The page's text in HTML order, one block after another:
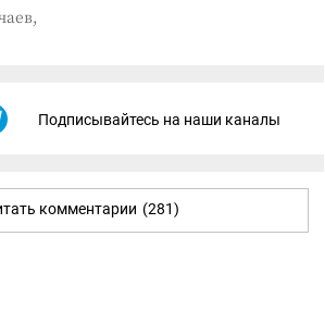
Подписывайтесь на наши каналы
комментарии (281)